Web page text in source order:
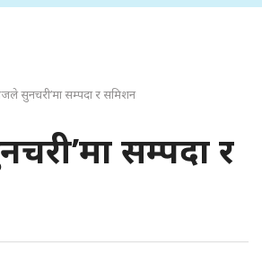
सुनचरी’मा सम्पदा र समिशन
सम्पदा र